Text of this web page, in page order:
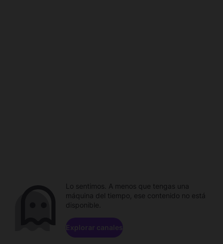
Lo sentimos. A menos que tengas una
máquina del tiempo, ese contenido no está
disponible.
Explorar canales